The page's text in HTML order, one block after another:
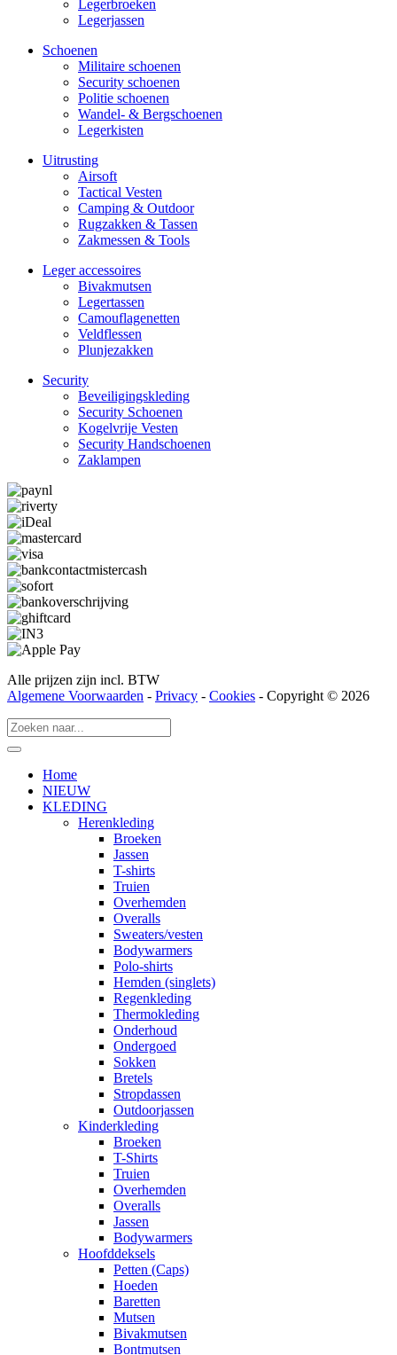
Legerbroeken
Legerjassen
Schoenen
Militaire schoe­nen
Security schoenen
Politie schoenen
Wandel- & Berg­­schoenen
Legerkisten
Uitrusting
Airsoft
Tactical Ves­ten
Camping & Outdoor
Rugzakken & Tassen
Zakmessen & Tools
Leger accessoires
Bivakmutsen
Legertassen
Camouflage­­netten
Veldflessen
Plunjezakken
Security
Beveiligings­­kleding
Security Schoenen
Kogelvrije Vesten
Security Hand­­schoenen
Zaklampen
Alle prijzen zijn incl. BTW
Algemene Voorwaarden - Privacy - Cookies - Copyright © 2026
Home
NIEUW
KLEDING
Herenkleding
Broeken
Jassen
T-shirts
Truien
Overhemden
Overalls
Sweaters/vesten
Bodywarmers
Polo-shirts
Hemden (singlets)
Regenkleding
Thermokleding
Onderhoud
Ondergoed
Sokken
Bretels
Stropdassen
Outdoorjassen
Kinderkleding
Broeken
T-Shirts
Truien
Overhemden
Overalls
Jassen
Bodywarmers
Hoofddeksels
Petten (Caps)
Hoeden
Baretten
Mutsen
Bivakmutsen
Bontmutsen